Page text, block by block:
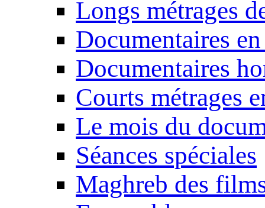
Longs métrages
Documentaires
Documentaires
Courts métrages
Le mois du
Séances spéciales
Maghreb des